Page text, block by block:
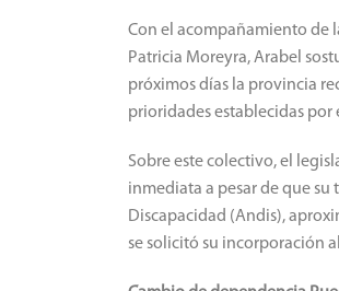
Con el acompañamiento de
Patricia Moreyra, Arabel
próximos días la provincia
prioridades establecidas por
Sobre este colectivo, el
inmediata a pesar de que
Discapacidad (Andis),
se solicitó su incorporación